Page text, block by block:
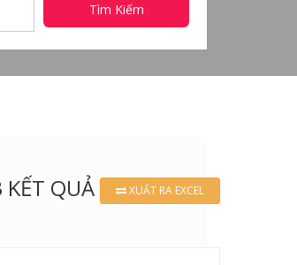
Tìm Kiếm
QUẢ XUẤT RA EXCEL